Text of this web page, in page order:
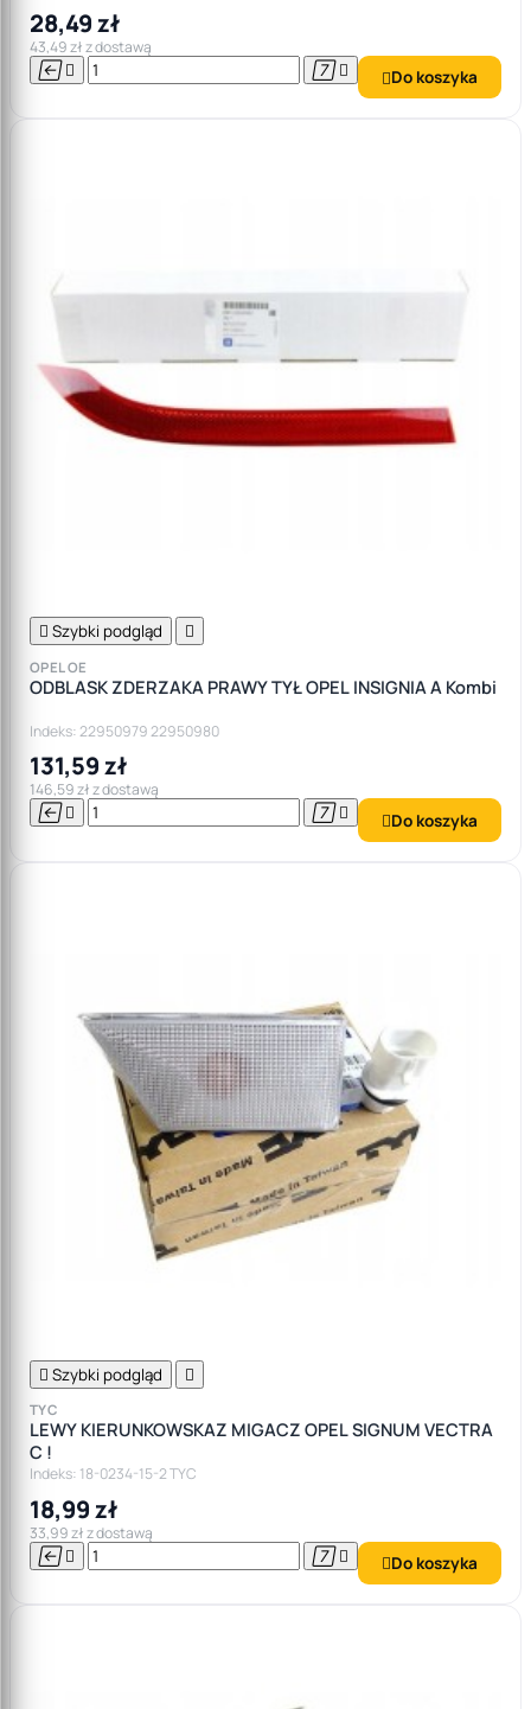
28,49 zł
43,49 zł z dostawą
    Do koszyka
 Szybki podgląd 
OPEL OE
ODBLASK ZDERZAKA PRAWY TYŁ OPEL INSIGNIA A Kombi
Indeks: 22950979 22950980
131,59 zł
146,59 zł z dostawą
    Do koszyka
 Szybki podgląd 
TYC
LEWY KIERUNKOWSKAZ MIGACZ OPEL SIGNUM VECTRA
C !
Indeks: 18-0234-15-2 TYC
18,99 zł
33,99 zł z dostawą
    Do koszyka